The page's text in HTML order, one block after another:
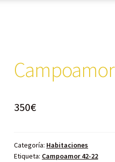
350€
Categoría: Habitaciones
Etiqueta: Campoamor 42-22